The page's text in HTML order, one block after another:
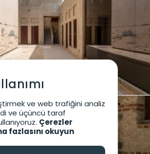
ve web trafiğini analiz
ve üçüncü taraf
Çerezler
fazlasını okuyun